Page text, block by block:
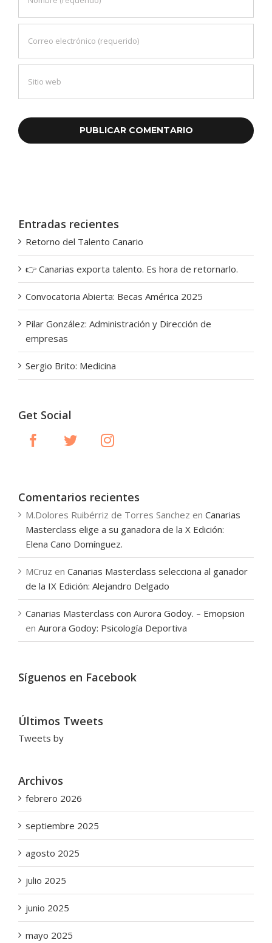
Entradas recientes
Retorno del Talento Canario
👉 Canarias exporta talento. Es hora de retornarlo.
Convocatoria Abierta: Becas América 2025
Pilar González: Administración y Dirección de
empresas
Sergio Brito: Medicina
Get Social
Comentarios recientes
M.Dolores Ruibérriz de Torres Sanchez en Canarias
Masterclass elige a su ganadora de la X Edición:
Elena Cano Domínguez.
MCruz en Canarias Masterclass selecciona al ganador
de la IX Edición: Alejandro Delgado
Canarias Masterclass con Aurora Godoy. – Emopsion
en Aurora Godoy: Psicología Deportiva
Síguenos en Facebook
Últimos Tweets
Tweets by
Archivos
febrero 2026
septiembre 2025
agosto 2025
julio 2025
junio 2025
mayo 2025